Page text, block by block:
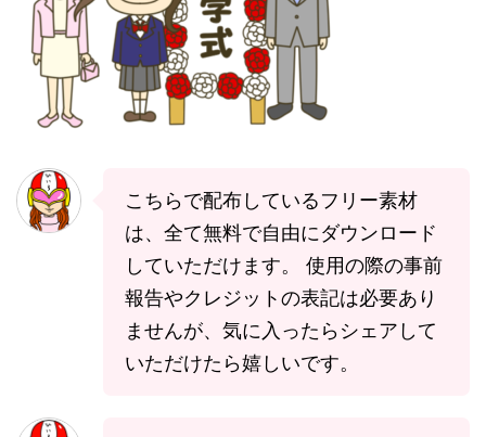
こちらで配布しているフリー素材
は、全て無料で自由にダウンロード
していただけます。 使用の際の事前
報告やクレジットの表記は必要あり
ませんが、気に入ったらシェアして
いただけたら嬉しいです。